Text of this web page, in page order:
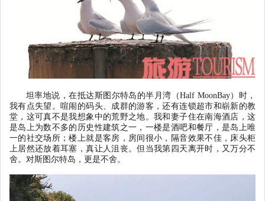
坦率地说，在抵达斯图尔特岛的半月湾（Half MoonBay）时，
我有点失望。喧闹的码头、成群的游客，还有连锁超市和崭新的教
堂，这可真不是我想象中的荒野之地。我和妻子住在南海酒店，这
是岛上为数不多的历史性建筑之一，一楼是酒吧和餐厅，是岛上唯
一的社交场所；楼上就是客房，房间很小，隔音效果不佳，床头柜
上居然还放着耳塞，真让人沮丧。但当我第四天离开时，又万分不
舍。对斯图尔特岛，更是不舍。